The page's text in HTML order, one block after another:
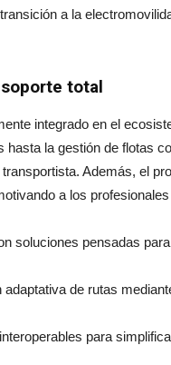
a la
total
integrado en el
hasta la gestión de flotas
Además, el
a los
soluciones pensadas
adaptativa de rutas
para